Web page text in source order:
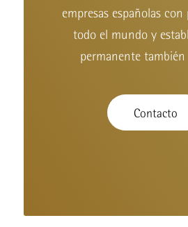
empresas españolas con
todo el mundo y
permanente
Contacto